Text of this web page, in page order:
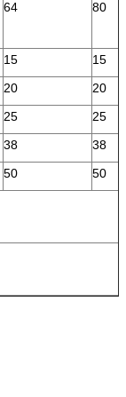
64 80
15
15
20
20
25
25
38
38
50
50